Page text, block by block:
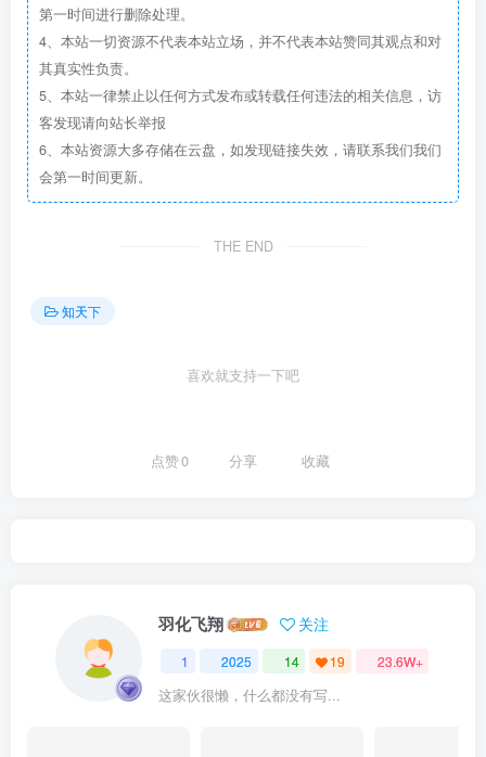
第一时间进行删除处理。
4、本站一切资源不代表本站立场，并不代表本站赞同其观点和对
其真实性负责。
5、本站一律禁止以任何方式发布或转载任何违法的相关信息，访
客发现请向站长举报
6、本站资源大多存储在云盘，如发现链接失效，请联系我们我们
会第一时间更新。
THE END
知天下
喜欢就支持一下吧
点赞0 分享 收藏
羽化飞翔 关注
1 2025 14 19 23.6W+
这家伙很懒，什么都没有写...